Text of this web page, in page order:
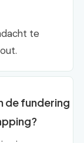
te
de fundering